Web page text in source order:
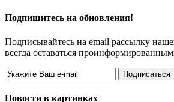
Подпишитесь на обновления!
Подписывайтесь на email рассылку
всегда оставаться
Новости в картинках